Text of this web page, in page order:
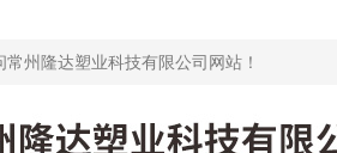
州隆达塑业科技有限公司网站！